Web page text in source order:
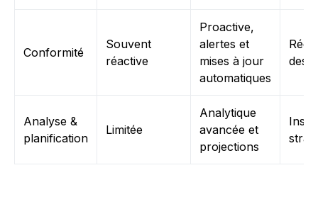
Conformité
Souvent
réactive
Proactive,
alertes et
mises à jour
automatiques
des
Analyse &
planification
Limitée
Analytique
avancée et
projections